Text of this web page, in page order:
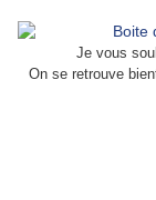
Je vous
On se retrouve